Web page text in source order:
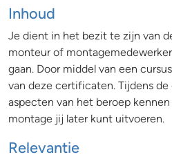
Inhoud
Je dient in het bezit te zijn van
monteur of
gaan. Door middel van een
van deze certificaten. Tijdens de
aspecten van het beroep
montage jij later kunt uitvoeren.
Relevantie